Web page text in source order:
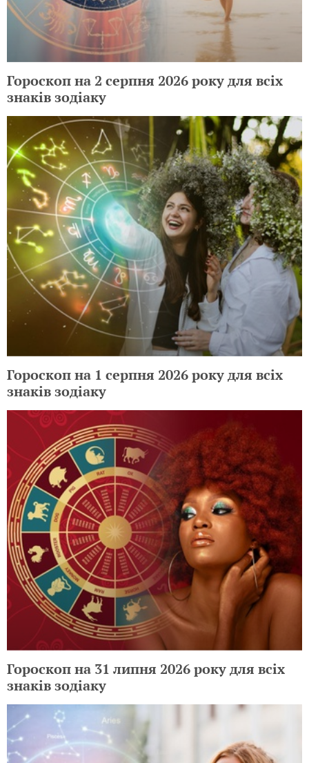
Гороскоп на 2 серпня 2026 року для всіх
знаків зодіаку
Гороскоп на 1 серпня 2026 року для всіх
знаків зодіаку
Гороскоп на 31 липня 2026 року для всіх
знаків зодіаку